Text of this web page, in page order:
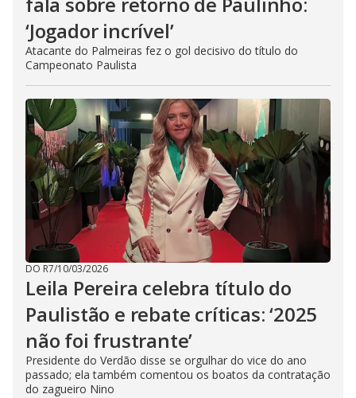
‘Jogador incrível’
Atacante do Palmeiras fez o gol decisivo do título do
Campeonato Paulista
DO R7/10/03/2026
Leila Pereira celebra título do
Paulistão e rebate críticas: ‘2025
não foi frustrante’
Presidente do Verdão disse se orgulhar do vice do ano
passado; ela também comentou os boatos da contratação
do zagueiro Nino